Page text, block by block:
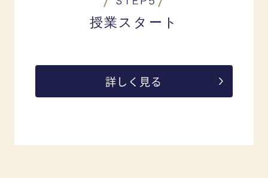
授業スタート
詳しく見る